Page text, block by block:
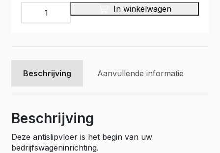
Laadvloer
multiplex
bruin
aantal
In winkelwagen
Beschrijving Aanvullende informatie
Beschrijving
Deze antislipvloer is het begin van uw
bedrijfswageninrichting.